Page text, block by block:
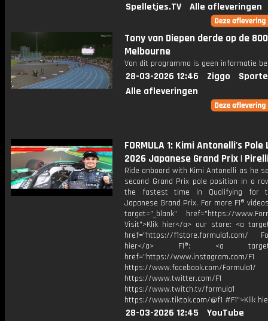
Spelletjes.TV
Alle afleveringen
Tony van Diepen derde op de
Melbourne
Van dit programma is geen informatie
28-03-2026 12:46 Ziggo
Alle afleveringen
FORMULA 1: Kimi Antonelli's Pole
2026 Japanese Grand Prix |
Ride onboard with Kimi Antonelli as he
second Grand Prix pole position in a
the fastest time in Qualifying for
Japanese Grand Prix. For more F1®
target="_blank" href="https://
Visit">Klik hier</a> our store: <a
href="https://f1store.formula1.com/
hier</a> F1®: <a
href="https://www.instagram.com/F1
https://www.facebook.com/Formula1/
https://www.twitter.com/F1
https://www.twitch.tv/formula1
https://www.tiktok.com/@f1 #F1">Klik
28-03-2026 12:45
YouTube